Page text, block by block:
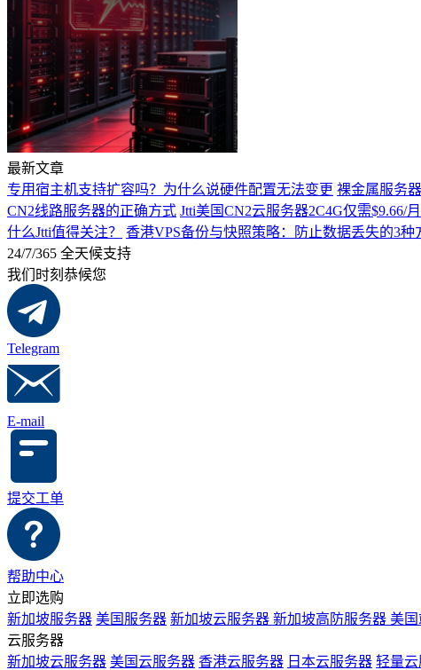
最新文章
专用宿主机支持扩容吗？为什么说硬件配置无法变更 裸金属服务
CN2线路服务器的正确方式 Jtti美国CN2云服务器2C4G仅需$9.66/
什么Jtti值得关注？
香港VPS备份与快照策略：防止数据丢失的3种
24/7/365 全天候支持
我们时刻恭候您
Telegram
E-mail
提交工单
帮助中心
立即选购
新加坡服务器 美国服务器 新加坡云服务器 新加坡高防服务器 美
云服务器
新加坡云服务器 美国云服务器 香港云服务器 日本云服务器 轻量